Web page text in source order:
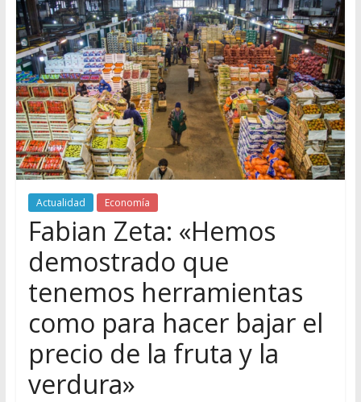
Actualidad Economía
Fabian Zeta: «Hemos
demostrado que
tenemos herramientas
como para hacer bajar el
precio de la fruta y la
verdura»